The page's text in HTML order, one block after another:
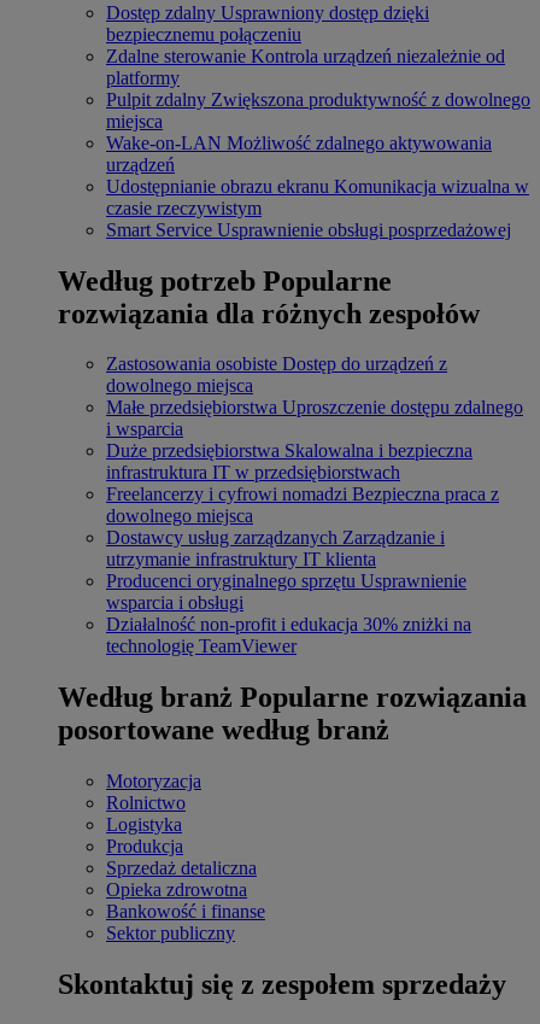
Dostęp zdalny Usprawniony dostęp dzięki
bezpiecznemu połączeniu
Zdalne sterowanie Kontrola urządzeń niezależnie od
platformy
Pulpit zdalny Zwiększona produktywność z dowolnego
miejsca
Wake-on-LAN Możliwość zdalnego aktywowania
urządzeń
Udostępnianie obrazu ekranu Komunikacja wizualna w
czasie rzeczywistym
Smart Service Usprawnienie obsługi posprzedażowej
Według potrzeb Popularne
rozwiązania dla różnych zespołów
Zastosowania osobiste Dostęp do urządzeń z
dowolnego miejsca
Małe przedsiębiorstwa Uproszczenie dostępu zdalnego
i wsparcia
Duże przedsiębiorstwa Skalowalna i bezpieczna
infrastruktura IT w przedsiębiorstwach
Freelancerzy i cyfrowi nomadzi Bezpieczna praca z
dowolnego miejsca
Dostawcy usług zarządzanych Zarządzanie i
utrzymanie infrastruktury IT klienta
Producenci oryginalnego sprzętu Usprawnienie
wsparcia i obsługi
Działalność non-profit i edukacja 30% zniżki na
technologię TeamViewer
Według branż Popularne rozwiązania
posortowane według branż
Motoryzacja
Rolnictwo
Logistyka
Produkcja
Sprzedaż detaliczna
Opieka zdrowotna
Bankowość i finanse
Sektor publiczny
Skontaktuj się z zespołem sprzedaży